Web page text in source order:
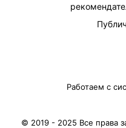
Работаем с
© 2019 - 2025 Все права